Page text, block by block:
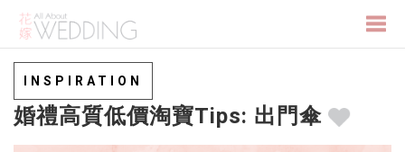
INSPIRATION
婚禮高質低價淘寶Tips: 出門傘